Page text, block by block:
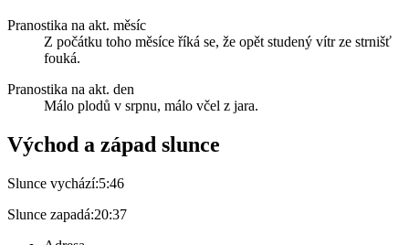
Pranostika na akt. měsíc
Z počátku toho měsíce říká se, že opět studený vítr ze strnišť
fouká.
Pranostika na akt. den
Málo plodů v srpnu, málo včel z jara.
Východ a západ slunce
Slunce vychází:5:46
Slunce zapadá:20:37